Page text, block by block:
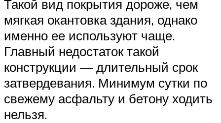
Такой вид покрытия дороже, чем
мягкая окантовка здания, однако
именно ее используют чаще.
Главный недостаток такой
конструкции — длительный срок
затвердевания. Минимум сутки по
свежему асфальту и бетону ходить
нельзя.